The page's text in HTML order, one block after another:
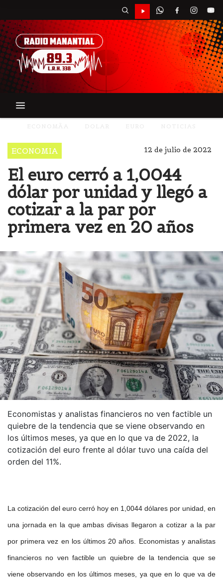
ECONOMIA 12 de julio de 2022
El euro cerró a 1,0044
dólar por unidad y llegó a
cotizar a la par por
primera vez en 20 años
Economistas y analistas financieros no ven factible un
quiebre de la tendencia que se viene observando en
los últimos meses, ya que en lo que va de 2022, la
cotización del euro frente al dólar tuvo una caída del
orden del 11%.
La cotización del euro cerró hoy en 1,0044 dólares por unidad, en
una jornada en la que ambas divisas llegaron a cotizar a la par
por primera vez en los últimos 20 años. Economistas y analistas
financieros no ven factible un quiebre de la tendencia que se
viene observando en los últimos meses, ya que en lo que va de